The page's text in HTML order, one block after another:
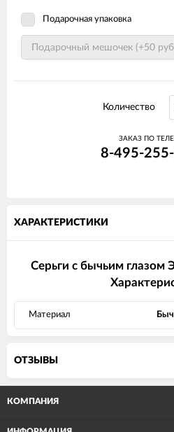
Подарочная упаковка
Количество
ЗАКАЗ ПО
8-495-
ХАРАКТЕРИСТИКИ
Серьги с бычьим глазом
Материал
ОТЗЫВЫ
КОМПАНИЯ